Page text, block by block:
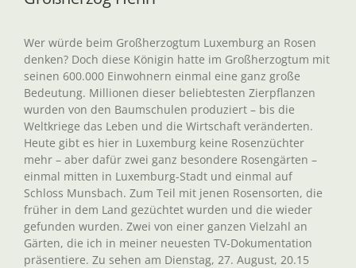
Wer würde beim Großherzogtum Luxemburg an Rosen
denken? Doch diese Königin hatte im Großherzogtum mit
seinen 600.000 Einwohnern einmal eine ganz große
Bedeutung. Millionen dieser beliebtesten Zierpflanzen
wurden von den Baumschulen produziert – bis die
Weltkriege das Leben und die Wirtschaft veränderten.
Heute gibt es hier in Luxemburg keine Rosenzüchter
mehr – aber dafür zwei ganz besondere Rosengärten –
einmal mitten in Luxemburg-Stadt und einmal auf
Schloss Munsbach. Zum Teil mit jenen Rosensorten, die
früher in dem Land gezüchtet wurden und die wieder
gefunden wurden. Zwei von einer ganzen Vielzahl an
Gärten, die ich in meiner neuesten TV-Dokumentation
präsentiere. Zu sehen am Dienstag, 27. August, 20.15